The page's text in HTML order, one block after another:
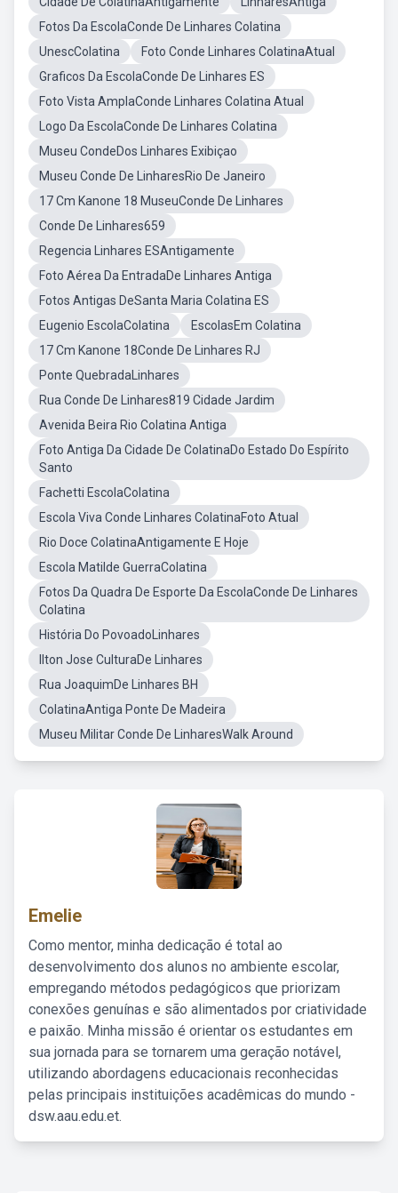
Fotos Da EscolaConde De Linhares Colatina
UnescColatina
Foto Conde Linhares ColatinaAtual
Graficos Da EscolaConde De Linhares ES
Foto Vista AmplaConde Linhares Colatina Atual
Logo Da EscolaConde De Linhares Colatina
Museu CondeDos Linhares Exibiçao
Museu Conde De LinharesRio De Janeiro
17 Cm Kanone 18 MuseuConde De Linhares
Conde De Linhares659
Regencia Linhares ESAntigamente
Foto Aérea Da EntradaDe Linhares Antiga
Fotos Antigas DeSanta Maria Colatina ES
Eugenio EscolaColatina
EscolasEm Colatina
17 Cm Kanone 18Conde De Linhares RJ
Ponte QuebradaLinhares
Rua Conde De Linhares819 Cidade Jardim
Avenida Beira Rio Colatina Antiga
Foto Antiga Da Cidade De ColatinaDo Estado Do Espírito
Santo
Fachetti EscolaColatina
Escola Viva Conde Linhares ColatinaFoto Atual
Rio Doce ColatinaAntigamente E Hoje
Escola Matilde GuerraColatina
Fotos Da Quadra De Esporte Da EscolaConde De Linhares
Colatina
História Do PovoadoLinhares
Ilton Jose CulturaDe Linhares
Rua JoaquimDe Linhares BH
ColatinaAntiga Ponte De Madeira
Museu Militar Conde De LinharesWalk Around
Emelie
Como mentor, minha dedicação é total ao
desenvolvimento dos alunos no ambiente escolar,
empregando métodos pedagógicos que priorizam
conexões genuínas e são alimentados por criatividade
e paixão. Minha missão é orientar os estudantes em
sua jornada para se tornarem uma geração notável,
utilizando abordagens educacionais reconhecidas
pelas principais instituições acadêmicas do mundo -
dsw.aau.edu.et.